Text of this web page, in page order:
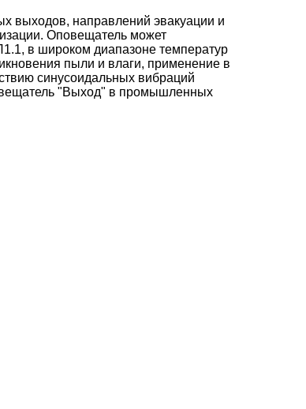
выходов, направлений эвакуации и
Оповещатель может
в широком диапазоне температур
пыли и влаги, применение в
синусоидальных вибраций
"Выход" в промышленных